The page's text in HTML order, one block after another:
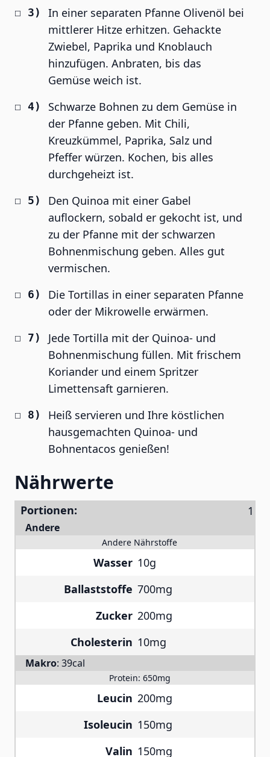
In einer separaten Pfanne Olivenöl bei
mittlerer Hitze erhitzen. Gehackte
Zwiebel, Paprika und Knoblauch
hinzufügen. Anbraten, bis das
Gemüse weich ist.
Schwarze Bohnen zu dem Gemüse in
der Pfanne geben. Mit Chili,
Kreuzkümmel, Paprika, Salz und
Pfeffer würzen. Kochen, bis alles
durchgeheizt ist.
Den Quinoa mit einer Gabel
auflockern, sobald er gekocht ist, und
zu der Pfanne mit der schwarzen
Bohnenmischung geben. Alles gut
vermischen.
Die Tortillas in einer separaten Pfanne
oder der Mikrowelle erwärmen.
Jede Tortilla mit der Quinoa- und
Bohnenmischung füllen. Mit frischem
Koriander und einem Spritzer
Limettensaft garnieren.
Heiß servieren und Ihre köstlichen
hausgemachten Quinoa- und
Bohnentacos genießen!
Nährwerte
Portionen:
Andere
Andere Nährstoffe
Wasser 10g
Ballaststoffe 700mg
Zucker 200mg
Cholesterin 10mg
Makro: 39cal
Protein: 650mg
Leucin 200mg
Isoleucin 150mg
Valin 150mg